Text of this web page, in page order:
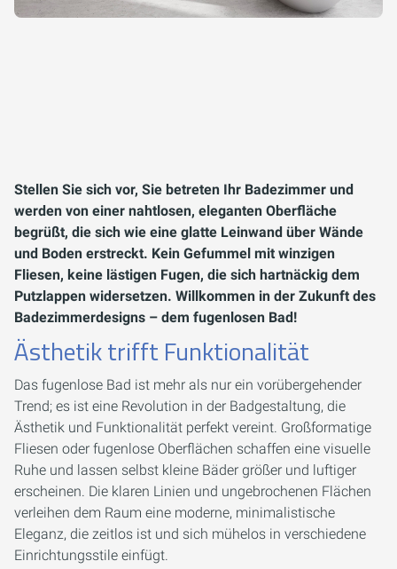
Stellen Sie sich vor, Sie betreten Ihr Badezimmer und
werden von einer nahtlosen, eleganten Oberfläche
begrüßt, die sich wie eine glatte Leinwand über Wände
und Boden erstreckt. Kein Gefummel mit winzigen
Fliesen, keine lästigen Fugen, die sich hartnäckig dem
Putzlappen widersetzen. Willkommen in der Zukunft des
Badezimmerdesigns – dem fugenlosen Bad!
Ästhetik trifft Funktionalität
Das fugenlose Bad ist mehr als nur ein vorübergehender
Trend; es ist eine Revolution in der Badgestaltung, die
Ästhetik und Funktionalität perfekt vereint. Großformatige
Fliesen oder fugenlose Oberflächen schaffen eine visuelle
Ruhe und lassen selbst kleine Bäder größer und luftiger
erscheinen. Die klaren Linien und ungebrochenen Flächen
verleihen dem Raum eine moderne, minimalistische
Eleganz, die zeitlos ist und sich mühelos in verschiedene
Einrichtungsstile einfügt.